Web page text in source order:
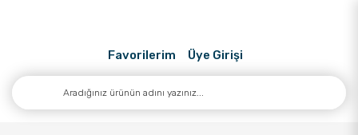
Favorilerim Üye Girişi